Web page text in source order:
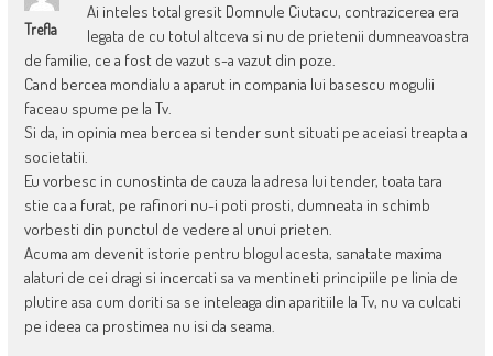
Trefla
Ai inteles total gresit Domnule Ciutacu, contrazicerea era
legata de cu totul altceva si nu de prietenii dumneavoastra
de familie, ce a fost de vazut s-a vazut din poze.
Cand bercea mondialu a aparut in compania lui basescu mogulii
faceau spume pe la Tv.
Si da, in opinia mea bercea si tender sunt situati pe aceiasi treapta a
societatii.
Eu vorbesc in cunostinta de cauza la adresa lui tender, toata tara
stie ca a furat, pe rafinori nu-i poti prosti, dumneata in schimb
vorbesti din punctul de vedere al unui prieten.
Acuma am devenit istorie pentru blogul acesta, sanatate maxima
alaturi de cei dragi si incercati sa va mentineti principiile pe linia de
plutire asa cum doriti sa se inteleaga din aparitiile la Tv, nu va culcati
pe ideea ca prostimea nu isi da seama.